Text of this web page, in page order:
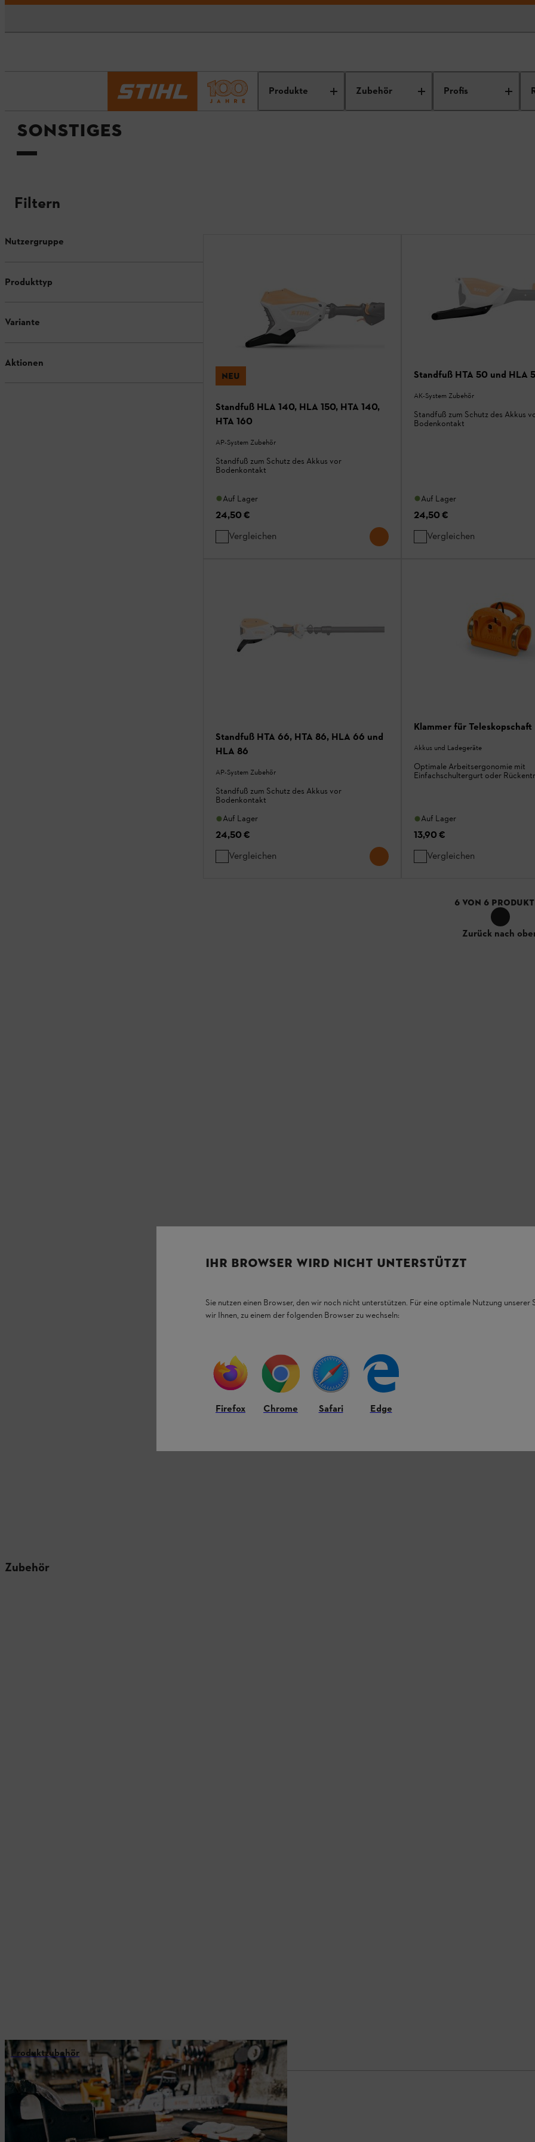
Produkte Zubehör Profis
SONSTIGES
Filtern
Nutzergruppe
Produkttyp
Variante
Aktionen
NEU
Standfuß HLA 140, HLA 150, HTA 140,
HTA 160
AP-System Zubehör
Standfuß zum Schutz des Akkus vor
Bodenkontakt
Auf Lager
24,50 €
Vergleichen
Standfuß HTA 50 und HLA
AK-System Zubehör
Standfuß zum Schutz des Akkus
Bodenkontakt
Auf Lager
24,50 €
Vergleichen
Standfuß HTA 66, HTA 86, HLA 66 und
HLA 86
AP-System Zubehör
Standfuß zum Schutz des Akkus vor
Bodenkontakt
Auf Lager
24,50 €
Vergleichen
Klammer für Teleskopschaft
Akkus und Ladegeräte
Optimale Arbeitsergonomie mit
Einfachschultergurt oder
Auf Lager
13,90 €
Vergleichen
6 VON 6
Zurück nach
Zubehör
Produktzubehör
IHR BROWSER WIRD NICHT UNTERSTÜTZT
Sie nutzen einen Browser, den wir noch nicht unterstützen. Für eine optimale Nutzung unserer
wir Ihnen, zu einem der folgenden Browser zu wechseln:
Firefox Chrome Safari Edge